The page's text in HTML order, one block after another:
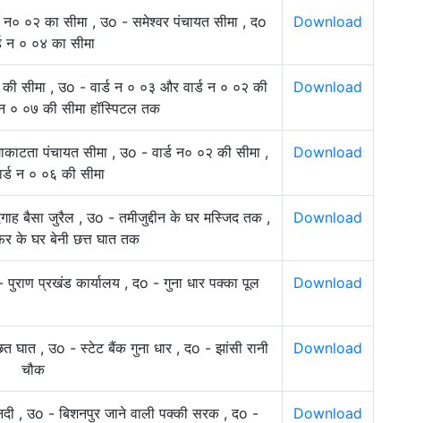
न० ०२ का सीमा , उo - समेश्वर पंचायत सीमा , दo
न ० ०४ का सीमा
Download
सीमा , उo - वार्ड न ० ०३ और वार्ड न ० ०२ की
० ०७ की सीमा हॉस्पिटल तक
Download
पंचायत सीमा , उo - वार्ड न० ०२ की सीमा ,
न ० ०६ की सीमा
Download
बैसा जुरैल , उo - तमीजुद्दीन के घर मस्जिद तक ,
के घर बेनी छत्त घात तक
Download
प्रखंड कार्यालय , दo - गुना धार पक्का पूल Download
घात , उo - स्टेट बैंक गुना धार , दo - झांसी रानी
चौक
Download
, उo - बिशनपुर जाने वाली पक्की सरक , दo -
Download